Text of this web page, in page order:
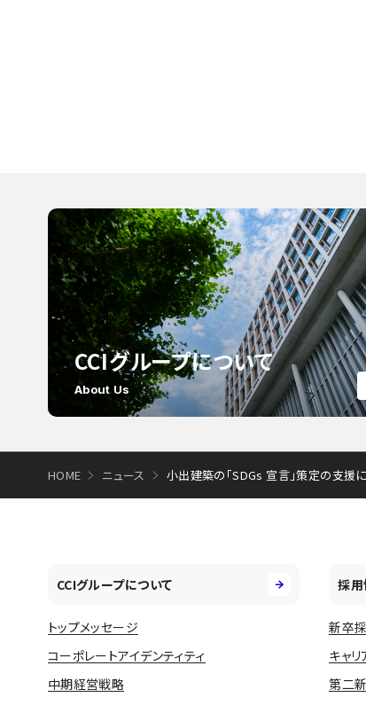
CCIグループについて
About Us
HOME ニュース 小出建築の「SDGs 宣言」策定の支援
CCIグループについて
トップメッセージ
コーポレートアイデンティティ
中期経営戦略
採
新卒
キャ
第二